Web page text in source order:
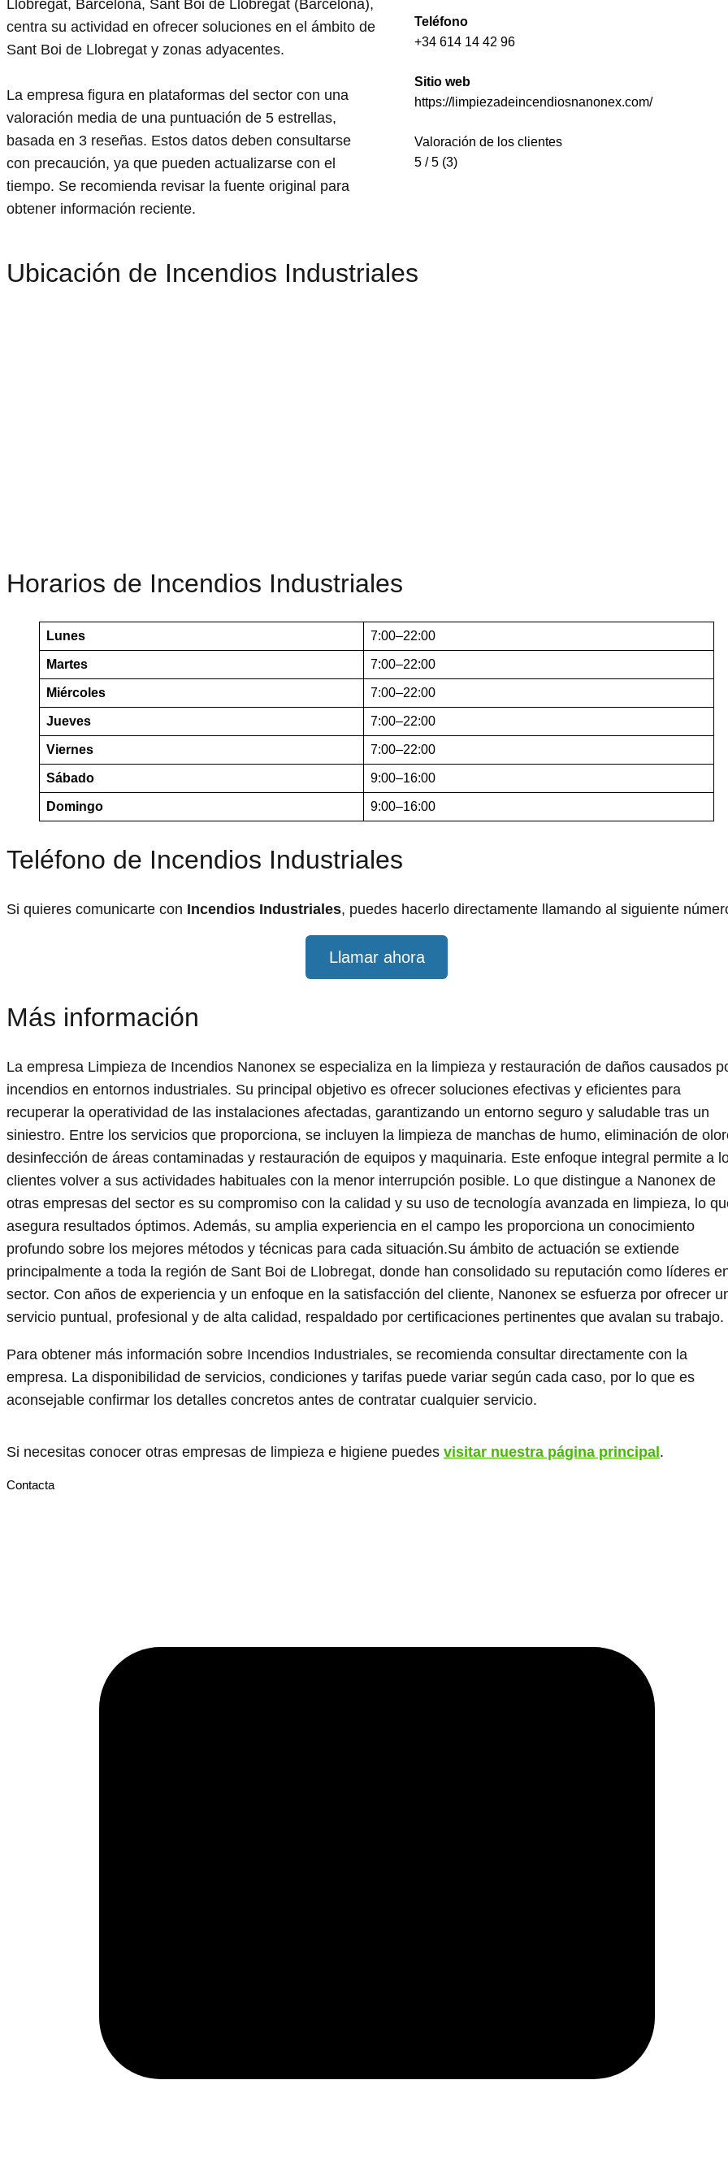
Llobregat, Barcelona, Sant Boi de Llobregat (Barcelona),
centra su actividad en ofrecer soluciones en el ámbito de
Sant Boi de Llobregat y zonas adyacentes.
La empresa figura en plataformas del sector con una
valoración media de una puntuación de 5 estrellas,
basada en 3 reseñas. Estos datos deben consultarse
con precaución, ya que pueden actualizarse con el
tiempo. Se recomienda revisar la fuente original para
obtener información reciente.
Teléfono
+34 614 14 42 96
Sitio web
https://limpiezadeincendiosnanonex.com/
Valoración de los clientes
5 / 5 (3)
Ubicación de Incendios Industriales
Horarios de Incendios Industriales
Lunes 7:00–22:00
Martes 7:00–22:00
Miércoles 7:00–22:00
Jueves 7:00–22:00
Viernes 7:00–22:00
Sábado 9:00–16:00
Domingo 9:00–16:00
Teléfono de Incendios Industriales
Si quieres comunicarte con Incendios Industriales, puedes hacerlo directamente llamando al siguiente
Llamar ahora
Más información
La empresa Limpieza de Incendios Nanonex se especializa en la limpieza y restauración de daños causados
incendios en entornos industriales. Su principal objetivo es ofrecer soluciones efectivas y eficientes para
recuperar la operatividad de las instalaciones afectadas, garantizando un entorno seguro y saludable tras un
siniestro. Entre los servicios que proporciona, se incluyen la limpieza de manchas de humo, eliminación de
desinfección de áreas contaminadas y restauración de equipos y maquinaria. Este enfoque integral permite a
clientes volver a sus actividades habituales con la menor interrupción posible. Lo que distingue a Nanonex de
otras empresas del sector es su compromiso con la calidad y su uso de tecnología avanzada en limpieza, lo
asegura resultados óptimos. Además, su amplia experiencia en el campo les proporciona un conocimiento
profundo sobre los mejores métodos y técnicas para cada situación.Su ámbito de actuación se extiende
principalmente a toda la región de Sant Boi de Llobregat, donde han consolidado su reputación como líderes
sector. Con años de experiencia y un enfoque en la satisfacción del cliente, Nanonex se esfuerza por ofrecer
servicio puntual, profesional y de alta calidad, respaldado por certificaciones pertinentes que avalan su trabajo.
Para obtener más información sobre Incendios Industriales, se recomienda consultar directamente con la
empresa. La disponibilidad de servicios, condiciones y tarifas puede variar según cada caso, por lo que es
aconsejable confirmar los detalles concretos antes de contratar cualquier servicio.
Si necesitas conocer otras empresas de limpieza e higiene puedes visitar nuestra página principal .
Contacta